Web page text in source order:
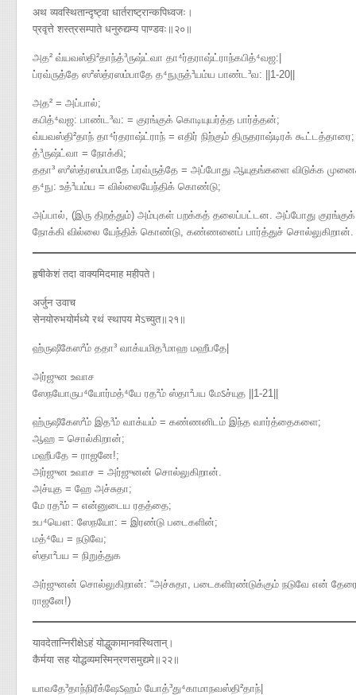
अथ व्यवस्थितान्दृष्ट्वा धार्तराष्ट्रान्कपिध्वजः।
प्रवृत्ते शस्त्रसम्पाते धनुरुद्यम्य पाण्डवः॥२०॥
அத² வ்யவஸ்தி²தாந்த்³ருஷ்ட்வா தா⁴ர்தராஷ்ட்ராந்கபித்⁴வஜ​:|
ப்ரவ்ருத்தே ஸ²ஸ்த்ரஸம்பாதே த⁴நுருத்³யம்ய பாண்ட³வ​: ||1-20||
அத² = அப்பால்;
கபித்⁴வஜ: பாண்ட³வ: = குரங்குக் கொடியுயர்த்த பார்த்தன்;
வ்யவஸ்தி²தாந் தா⁴ர்தராஷ்ட்ராந் = எதிர் நிற்கும் திருதராஷ்டிரக் கூட்டத்தாரை;
த்³ருஷ்ட்வா = நோக்கி;
ததா³ ஸ²ஸ்த்ரஸம்பாதே ப்ரவ்ருத்தே = அப்போது ஆயுதங்களை விடுக்க
த⁴நு: உத்³யம்ய = வில்லையேந்திக் கொண்டு;
அப்பால், (இரு திறத்தும்) அம்புகள் பறக்கத் தலைப்பட்டன. அப்போது குரங்குக்
நோக்கி வில்லை யேந்திக் கொண்டு, கண்ணனைப் பார்த்துச் சொல்லுகிறான்.
हृषीकेशं तदा वाक्यमिदमाह महीपते।
अर्जुन उवाच
सेनयोरुभयोर्मध्ये रथं स्थापय मेऽच्युत॥२१॥
ஹ்ருஷீகேஸ²ம் ததா³ வாக்யமித³மாஹ மஹீபதே|
அர்ஜுன உவாச
ஸேநயோருப⁴யோர்மத்⁴யே ரத²ம் ஸ்தா²பய மேऽச்யுத ||1-21||
ஹ்ருஷீகேஸ²ம் இத³ம் வாக்யம் = கண்ணனிடம் இந்த வார்த்தைகளை;
ஆஹ = சொல்கிறான்;
மஹீபதே = ராஜனே!;
அர்ஜுன உவாச = அர்ஜுனன் சொல்லுகிறான்.
அச்யுத = ஹே அச்சுதா;
மே ரத²ம் = என்னுடைய ரதத்தை;
உப⁴யௌ: ஸேநயோ: = இரண்டு படைகளின்;
மத்⁴யே = நடுவே;
ஸ்தா²பய = நிறுத்துக
அர்ஜுனன் சொல்லுகிறான்: “அச்சுதா, படைகளிரண்டுக்கும் நடுவே என்
ராஜனே!)
यावदेतान्निरीक्षेऽहं योद्धुकामानवस्थितान्।
कैर्मया सह योद्धव्यमस्मिन्रणसमुद्यमे॥२२॥
யாவதே³தாந்நிரீக்ஷேऽஹம் யோத்³து⁴காமாநவஸ்தி²தாந்|